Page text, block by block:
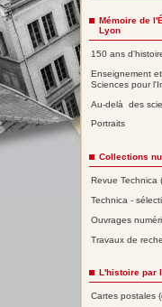
Mémoire de
Lyon
150 ans
Enseignement
Sciences pour
Au-delà des
Portraits
Collections
Revue Technica
Technica -
Ouvrages
Travaux de
L'histoire par
Cartes postales